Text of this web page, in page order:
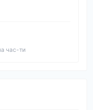
час-ти